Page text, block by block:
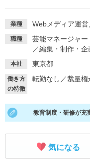
イベントを探す
就活ノウハウ・サ
就活ノウハウが満載！
適職診断
あなたに合う仕事を診断！
業種 Webメディア運営
職種 芸能マネージャー
／編集・制作・企
本社 東京都
働き方
の特徴
転勤なし ／裁量権
教育制度・研修が充
気になる